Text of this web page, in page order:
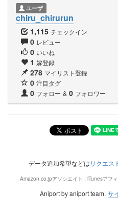
ユーザ
chiru_chirurun
1,115 チェックイン
0 レビュー
0 いいね
1 嫁登録
278 マイリスト登録
0 注目タグ
0 フォロー & 0 フォロワー
データ追加希望などはリクエス
Amazon.co.jpアソシエイト | iTunesアフ
Aniport by aniport team. サ